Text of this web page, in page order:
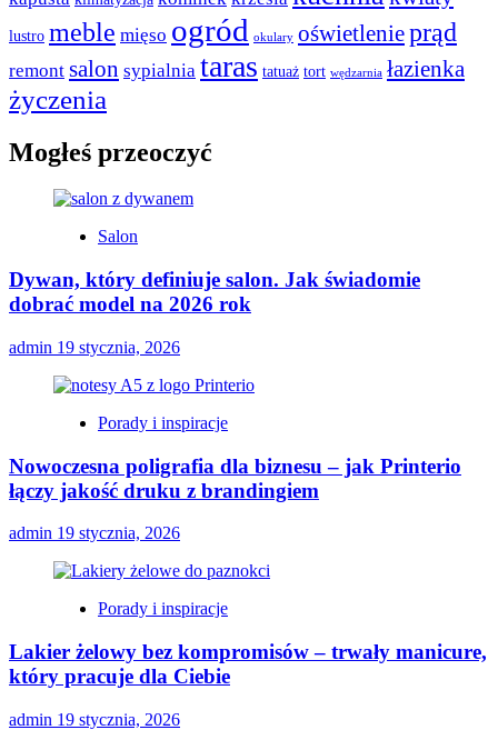
lustro meble mięso ogród okulary oświetlenieprąd
remont salon sypialnia taras tatuaż tort wędzarnia łazienka
życzenia
Mogłeś przeoczyć
Salon
Dywan, który definiuje salon. Jak świadomie
dobrać model na 2026 rok
admin 19 stycznia, 2026
Porady i inspiracje
Nowoczesna poligrafia dla biznesu – jak Printerio
łączy jakość druku z brandingiem
admin 19 stycznia, 2026
Porady i inspiracje
Lakier żelowy bez kompromisów – trwały manicure,
który pracuje dla Ciebie
admin 19 stycznia, 2026